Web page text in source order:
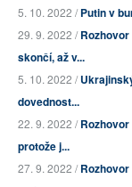
5. 10. 2022 /Putin v
29. 9. 2022 /
skončí, až v...
5. 10. 2022 /
dovednost...
22. 9. 2022 /
protože j...
27. 9. 2022 /